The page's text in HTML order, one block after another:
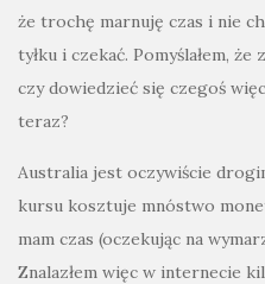
że trochę marnuję czas i nie
tyłku i czekać. Pomyślałem, że
czy dowiedzieć się czegoś
teraz?
Australia jest oczywiście
kursu kosztuje mnóstwo
mam czas (oczekując na
Znalazłem więc w internecie